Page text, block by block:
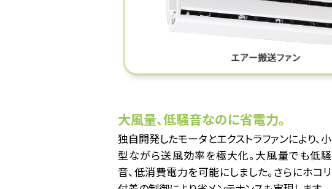
大風量、低騒音なのに省電力。
独自開発したモータとエクストラファンにより、小
型ながら送風効率を極大化。大風量でも低騒
音、低消費電力を可能にしました。さらにホコリ